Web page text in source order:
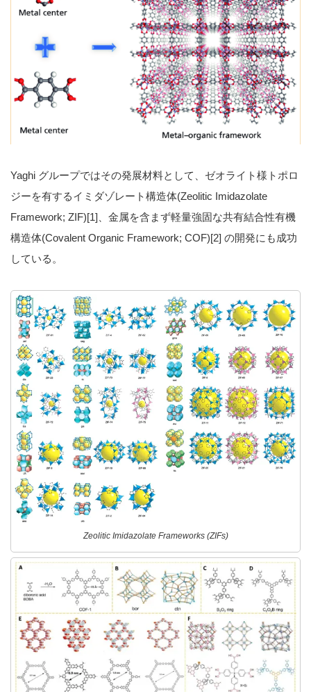
Yaghi グループではその発展材料として、ゼオライト様トポロ
ジーを有するイミダゾレート構造体(Zeolitic Imidazolate
Framework; ZIF)[1]、金属を含まず軽量強固な共有結合性有機
構造体(Covalent Organic Framework; COF)[2] の開発にも成功
している。
Zeolitic Imidazolate Frameworks (ZIFs)